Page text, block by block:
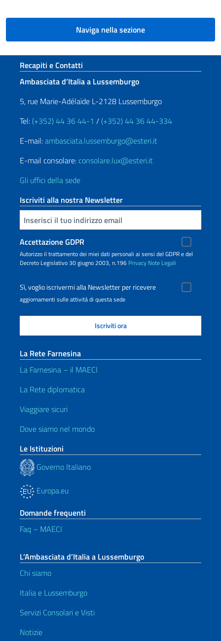
Naviga nella sezione
Sezione footer
Recapiti e Contatti
Ambasciata d’Italia a Lussemburgo
5, rue Marie-Adélaïde L-2128 Lussemburgo
Tel: (+352) 44 36 44-1 / (+352) 44 36 44-334
E-mail:ambasciata.lussemburgo@esteri.it
E-mail consolare: consolare.lux@esteri.it
Gli uffici della sede
Iscriviti alla nostra Newsletter
Inserisci la tua email
Accettazione GDPR
Autorizzo il trattamento dei miei dati personali ai sensi del GDPR e del
Decreto Legislativo 30 giugno 2003, n.196 Privacy Note Legali
Sì, voglio iscrivermi alla Newsletter per ricevere
aggiornamenti sulle attività di questa sede
La Rete Farnesina
La Farnesina – il MAECI
La Rete diplomatica
Viaggiare sicuri
Dove siamo nel mondo
Le Istituzioni
Governo Italiano
Europa.eu
Domande frequenti
Faq – MAECI
L’Ambasciata d’Italia a Lussemburgo
Chi siamo
Italia e Lussemburgo
Servizi Consolari e Visti
Notizie